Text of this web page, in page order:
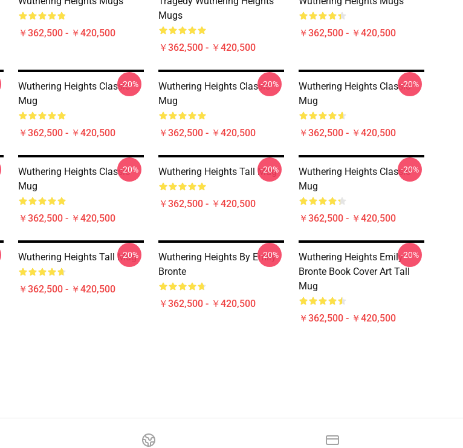
￥362,500 - ￥420,500
Mugs
￥362,500 - ￥420,500
￥362,500 - ￥420,500
Wuthering Heights Classic
Mug
￥362,500 - ￥420,500
-20%
Wuthering Heights Classic
Mug
￥362,500 - ￥420,500
-20%
Wuthering Heights Classic
Mug
￥362,500 - ￥420,500
-20%
Wuthering Heights Classic
Mug
￥362,500 - ￥420,500
-20% Wuthering Heights Tall Mug
￥362,500 - ￥420,500
-20%
Wuthering Heights Classic
Mug
￥362,500 - ￥420,500
-20%
Wuthering Heights Tall Mug
￥362,500 - ￥420,500
-20%
Wuthering Heights By Emily
Bronte
￥362,500 - ￥420,500
-20%
Wuthering Heights Emily
Bronte Book Cover Art Tall
Mug
￥362,500 - ￥420,500
-20%